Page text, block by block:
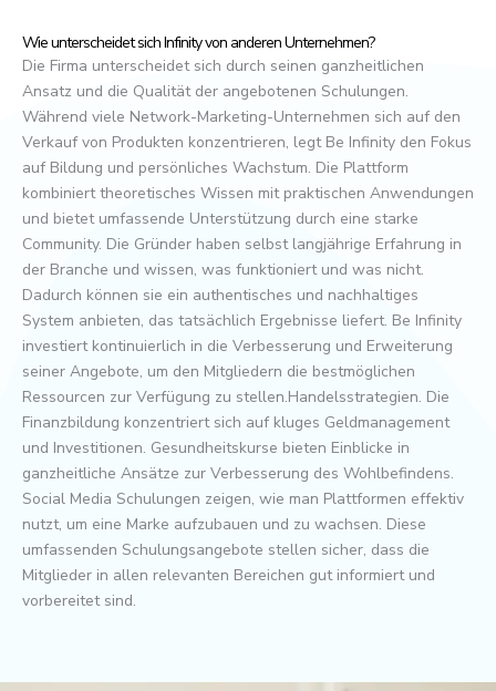
Wie unterscheidet sich Infinity von anderen Unternehmen?
Die Firma unterscheidet sich durch seinen ganzheitlichen
Ansatz und die Qualität der angebotenen Schulungen.
Während viele Network-Marketing-Unternehmen sich auf den
Verkauf von Produkten konzentrieren, legt Be Infinity den Fokus
auf Bildung und persönliches Wachstum. Die Plattform
kombiniert theoretisches Wissen mit praktischen Anwendungen
und bietet umfassende Unterstützung durch eine starke
Community. Die Gründer haben selbst langjährige Erfahrung in
der Branche und wissen, was funktioniert und was nicht.
Dadurch können sie ein authentisches und nachhaltiges
System anbieten, das tatsächlich Ergebnisse liefert. Be Infinity
investiert kontinuierlich in die Verbesserung und Erweiterung
seiner Angebote, um den Mitgliedern die bestmöglichen
Ressourcen zur Verfügung zu stellen.Handelsstrategien. Die
Finanzbildung konzentriert sich auf kluges Geldmanagement
und Investitionen. Gesundheitskurse bieten Einblicke in
ganzheitliche Ansätze zur Verbesserung des Wohlbefindens.
Social Media Schulungen zeigen, wie man Plattformen effektiv
nutzt, um eine Marke aufzubauen und zu wachsen. Diese
umfassenden Schulungsangebote stellen sicher, dass die
Mitglieder in allen relevanten Bereichen gut informiert und
vorbereitet sind.